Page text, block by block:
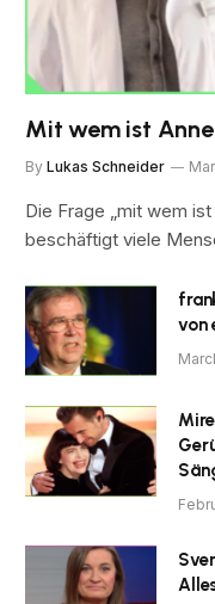
Mit wem ist
By Lukas Schneider
Die Frage „mit wem
beschäftigt viele
von